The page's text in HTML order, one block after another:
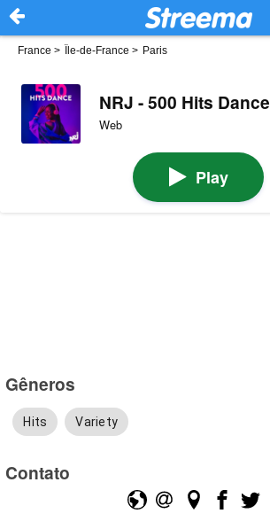
France > Île-de-France > Paris
NRJ - 500 Hits Dance
Web
Play
Gêneros
Hits Variety
Contato